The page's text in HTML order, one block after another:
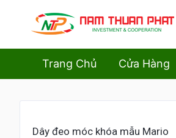
Trang Chủ Cửa Hàng
Dây đeo móc khóa mẫu Mario